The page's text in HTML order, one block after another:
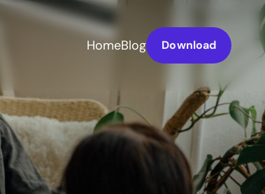
HomeBlog Download